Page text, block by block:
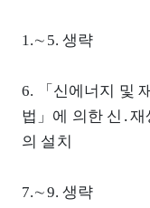
1.∼5. 생략
6. 「신에너지 및
법」에 의한 신․
의 설치
7.∼9. 생략